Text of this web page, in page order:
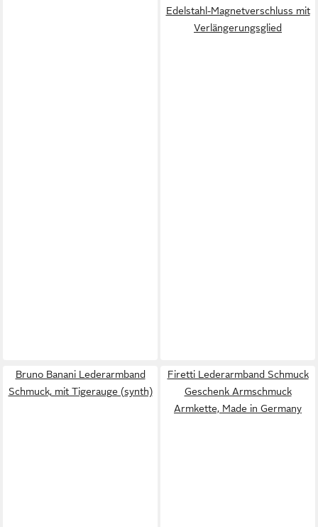
Edelstahl-Magnetverschluss mit
Verlängerungsglied
Bruno Banani Lederarmband
Schmuck, mit Tigerauge (synth)
Firetti Lederarmband Schmuck
Geschenk Armschmuck
Armkette, Made in Germany